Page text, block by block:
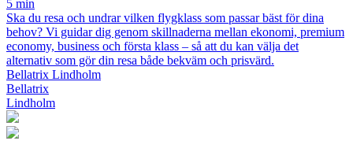
5 min
Ska du resa och undrar vilken flygklass som passar bäst för dina
behov? Vi guidar dig genom skillnaderna mellan ekonomi, premium
economy, business och första klass – så att du kan välja det
alternativ som gör din resa både bekväm och prisvärd.
Bellatrix Lindholm
Bellatrix
Lindholm